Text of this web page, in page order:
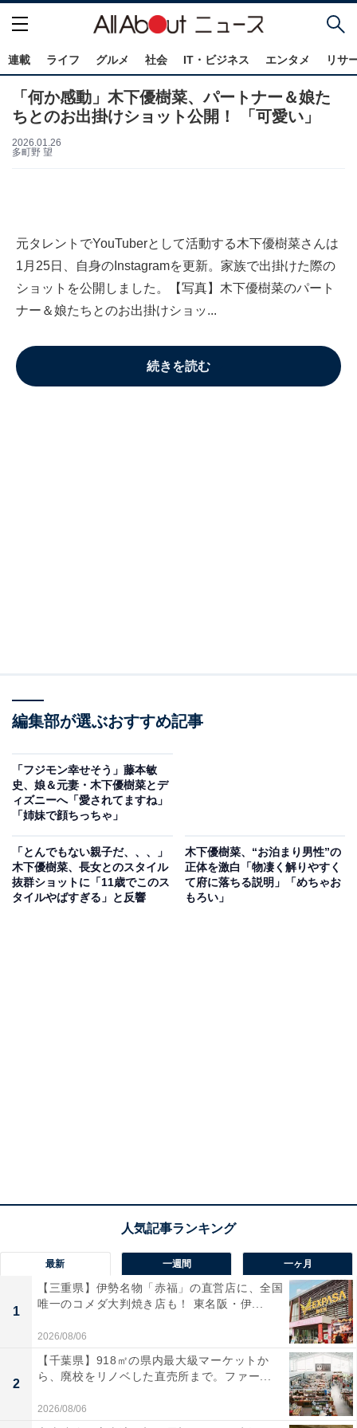
連載 ライフ グルメ 社会 IT・ビジネス エンタメ リサ
「何か感動」木下優樹菜、パートナー＆娘た
ちとのお出掛けショット公開！ 「可愛い」
2026.01.26
多町野 望
元タレントでYouTuberとして活動する木下優樹菜さんは
1月25日、自身のInstagramを更新。家族で出掛けた際の
ショットを公開しました。【写真】木下優樹菜のパート
ナー＆娘たちとのお出掛けショッ...
続きを読む
編集部が選ぶおすすめ記事
「フジモン幸せそう」藤本敏
史、娘＆元妻・木下優樹菜とデ
ィズニーへ「愛されてますね」
「姉妹で顔ちっちゃ」
「とんでもない親子だ、、、」
木下優樹菜、長女とのスタイル
抜群ショットに「11歳でこのス
タイルやばすぎる」と反響
木下優樹菜、“お泊まり男性”の
正体を激白「物凄く解りやすく
て府に落ちる説明」「めちゃお
もろい」
最新 一週間 一ヶ月
1
【三重県】伊勢名物「赤福」の直営店に、全国
唯一のコメダ大判焼き店も！ 東名阪・伊...
2026/08/06
2
【千葉県】918㎡の県内最大級マーケットか
ら、廃校をリノベした直売所まで。ファー...
2026/08/06